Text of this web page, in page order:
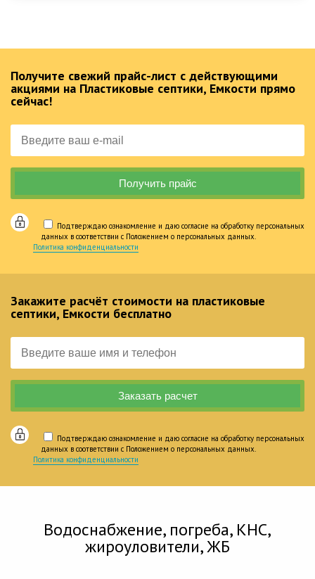
Получите свежий прайс-лист с действующими
акциями на Пластиковые септики, Емкости прямо
сейчас!
Подтверждаю ознакомление и даю согласие на обработку персональных
данных в соответствии с Положением о персональных данных.
Политика конфиденциальности
Закажите расчёт стоимости на пластиковые
септики, Емкости бесплатно
Подтверждаю ознакомление и даю согласие на обработку персональных
данных в соответствии с Положением о персональных данных.
Политика конфиденциальности
Водоснабжение, погреба, КНС,
жироуловители, ЖБ